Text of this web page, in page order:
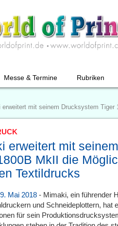
Messe & Termine Rubriken
erweitert mit seinem Drucksystem
erweitert mit
MkII die
Textildrucks
Mai 2018 - Mimaki, ein führender
und Schneideplottern, hat
für sein